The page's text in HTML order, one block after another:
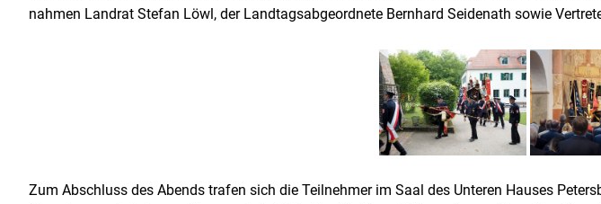
nahmen Landrat Stefan Löwl, der Landtagsabgeordnete Bernhard Seidenath sowie
Zum Abschluss des Abends trafen sich die Teilnehmer im Saal des Unteren Hauses